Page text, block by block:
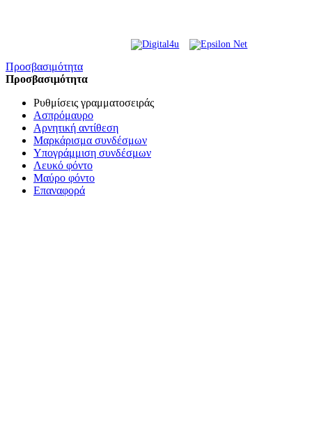
Προσβασιμότητα
Προσβασιμότητα
Ρυθμίσεις γραμματοσειράς
Ασπρόμαυρο
Αρνητική αντίθεση
Μαρκάρισμα συνδέσμων
Υπογράμμιση συνδέσμων
Λευκό φόντο
Μαύρο φόντο
Επαναφορά